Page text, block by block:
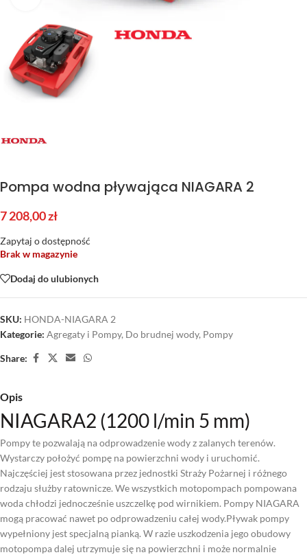
Pompa wodna pływająca NIAGARA 2
7 208,00zł
Zapytaj o dostępność
Brak w magazynie
Dodaj do ulubionych
SKU: HONDA-NIAGARA 2
Kategorie: Agregaty i Pompy, Do brudnej wody, Pompy
Share:
Opis
NIAGARA2 (1200 l/min 5 mm)
Pompy te pozwalają na odprowadzenie wody z zalanych terenów.
Wystarczy położyć pompę na powierzchni wody i uruchomić.
Najczęściej jest stosowana przez jednostki Straży Pożarnej i różnego
rodzaju służby ratownicze. We wszystkich motopompach pompowana
woda chłodzi jednocześnie uszczelkę pod wirnikiem. Pompy NIAGARA
mogą pracować nawet po odprowadzeniu całej wody.Pływak pompy
wypełniony jest specjalną pianką. W razie uszkodzenia jego obudowy
motopompa dalej utrzymuje się na powierzchni i może normalnie